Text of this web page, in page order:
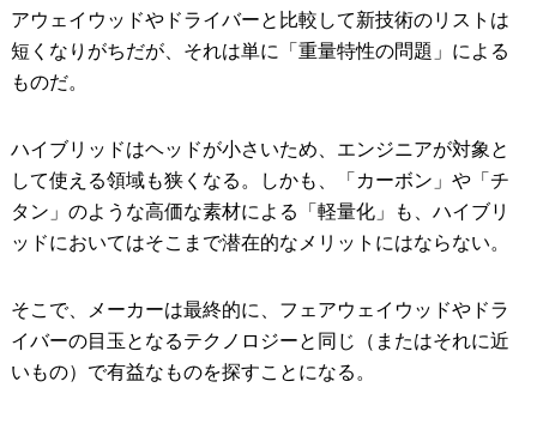
アウェイウッドやドライバーと比較して新技術のリストは
短くなりがちだが、それは単に「重量特性の問題」による
ものだ。
ハイブリッドはヘッドが小さいため、エンジニアが対象と
して使える領域も狭くなる。しかも、「カーボン」や「チ
タン」のような高価な素材による「軽量化」も、ハイブリ
ッドにおいてはそこまで潜在的なメリットにはならない。
そこで、メーカーは最終的に、フェアウェイウッドやドラ
イバーの目玉となるテクノロジーと同じ（またはそれに近
いもの）で有益なものを探すことになる。